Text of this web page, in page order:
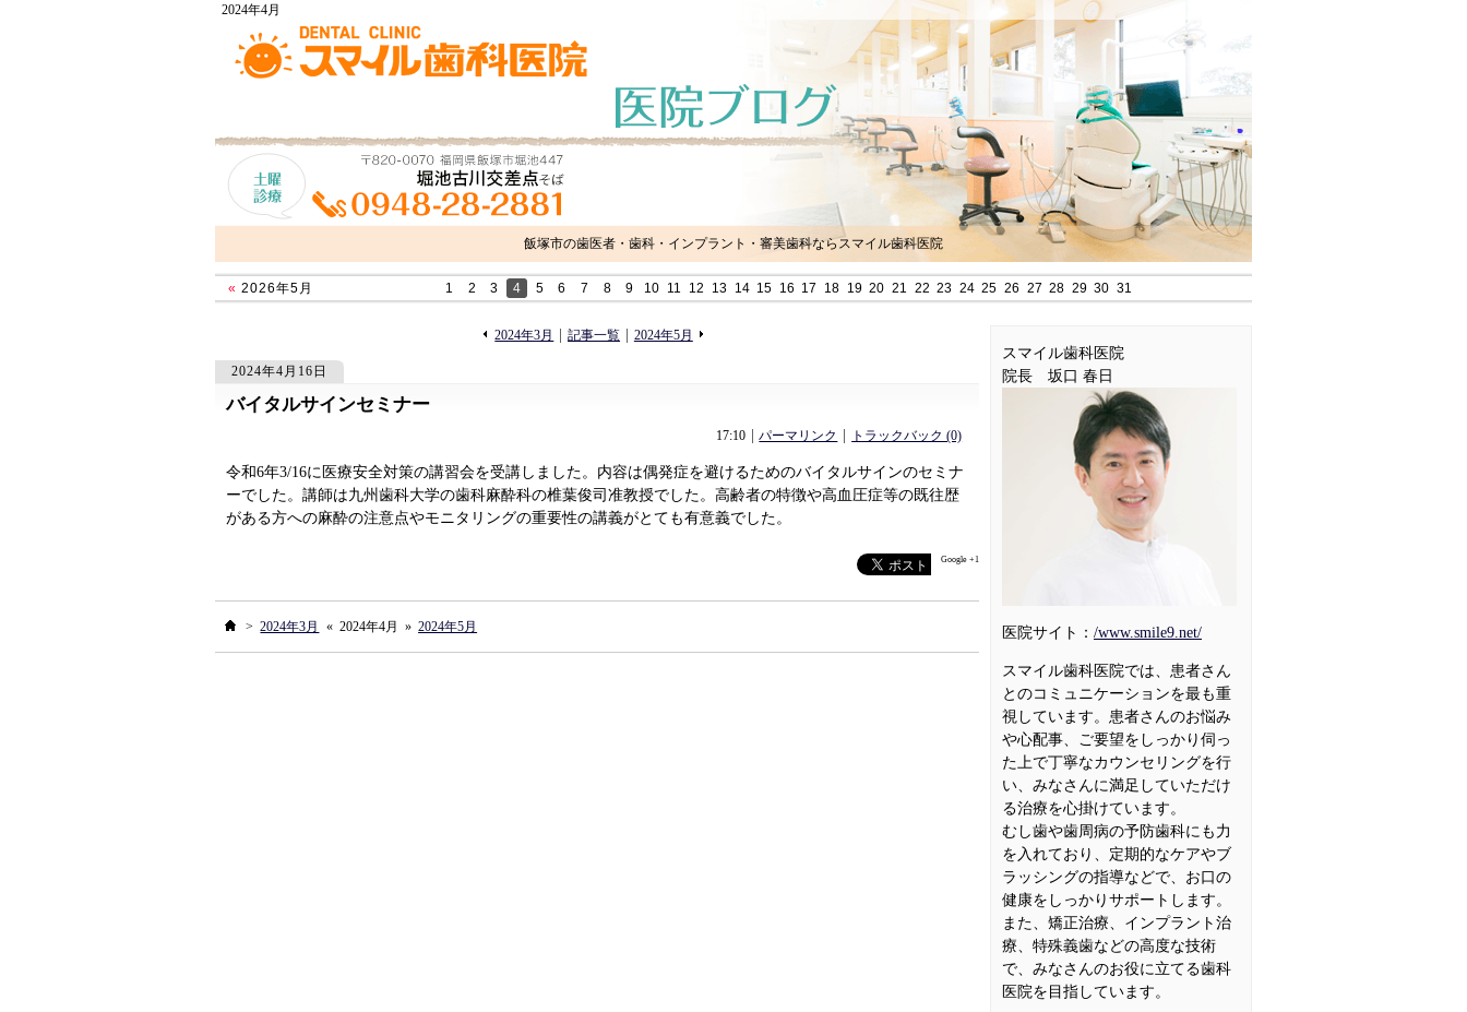
2024年4月
飯塚市の歯医者・歯科・インプラント・審美歯科ならスマイル歯科医院
«2026年5月 1 2 3 4 5 6 7 8 9 10 11 12 13 14 15 16 17 18 19 20 21 22 23 24 25 26 27 28 29 30 31
«
2024年3月 記事一覧 2024年5月
2024年4月16日
バイタルサインセミナー
17:10 パーマリンク トラックバック (0)
令和6年3/16に医療安全対策の講習会を受講しました。内容は偶発症を避けるためのバイタルサインのセミナ
ーでした。講師は九州歯科大学の歯科麻酔科の椎葉俊司准教授でした。高齢者の特徴や高血圧症等の既往歴
がある方への麻酔の注意点やモニタリングの重要性の講義がとても有意義でした。
Google +1
ホーム
> 2024年3月 « 2024年4月 » 2024年5月
スマイル歯科医院
院長 坂口 春日
医院サイト： /www.smile9.net/
スマイル歯科医院では、患者さん
とのコミュニケーションを最も重
視しています。患者さんのお悩み
や心配事、ご要望をしっかり伺っ
た上で丁寧なカウンセリングを行
い、みなさんに満足していただけ
る治療を心掛けています。
むし歯や歯周病の予防歯科にも力
を入れており、定期的なケアやブ
ラッシングの指導などで、お口の
健康をしっかりサポートします。
また、矯正治療、インプラント治
療、特殊義歯などの高度な技術
で、みなさんのお役に立てる歯科
医院を目指しています。